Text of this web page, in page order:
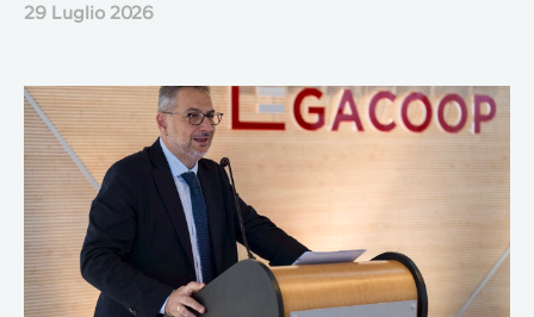
29 Luglio 2026